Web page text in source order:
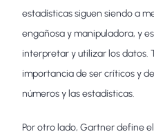
estadísticas siguen siendo a
engañosa y manipuladora, y
interpretar y utilizar los datos.
importancia de ser críticos y
números y las estadísticas.
Por otro lado, Gartner define